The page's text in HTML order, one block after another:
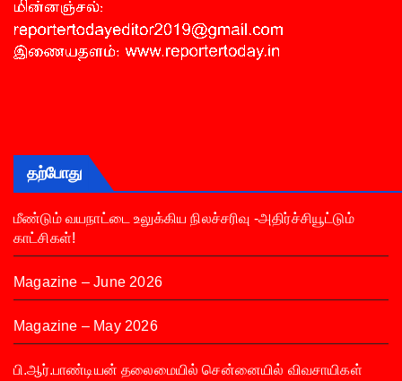
தற்போது
மீண்டும் வயநாட்டை உலுக்கிய நிலச்சரிவு -அதிர்ச்சியூட்டும்
காட்சிகள்!
Magazine – June 2026
Magazine – May 2026
பி.ஆர்.பாண்டியன் தலைமையில் சென்னையில் விவசாயிகள்